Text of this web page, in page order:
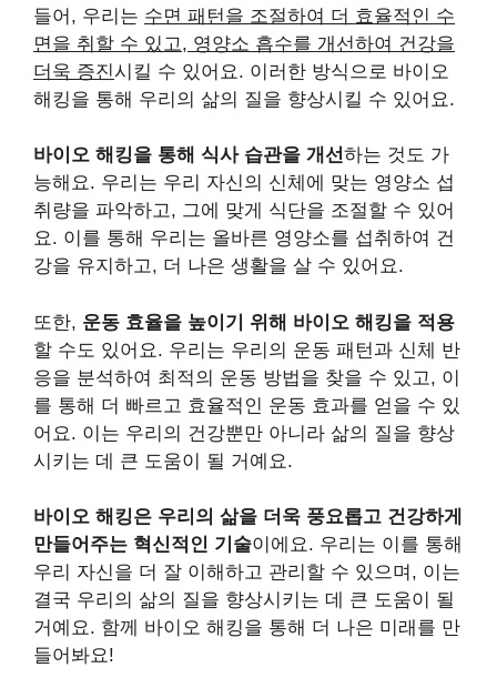
들어, 우리는 수면 패턴을 조절하여 더 효율적인 수
면을 취할 수 있고, 영양소 흡수를 개선하여 건강을
더욱 증진시킬 수 있어요. 이러한 방식으로 바이오
해킹을 통해 우리의 삶의 질을 향상시킬 수 있어요.
바이오 해킹을 통해 식사 습관을 개선하는 것도 가
능해요. 우리는 우리 자신의 신체에 맞는 영양소 섭
취량을 파악하고, 그에 맞게 식단을 조절할 수 있어
요. 이를 통해 우리는 올바른 영양소를 섭취하여 건
강을 유지하고, 더 나은 생활을 살 수 있어요.
또한, 운동 효율을 높이기 위해 바이오 해킹을 적용
할 수도 있어요. 우리는 우리의 운동 패턴과 신체 반
응을 분석하여 최적의 운동 방법을 찾을 수 있고, 이
를 통해 더 빠르고 효율적인 운동 효과를 얻을 수 있
어요. 이는 우리의 건강뿐만 아니라 삶의 질을 향상
시키는 데 큰 도움이 될 거예요.
바이오 해킹은 우리의 삶을 더욱 풍요롭고 건강하게
만들어주는 혁신적인 기술이에요. 우리는 이를 통해
우리 자신을 더 잘 이해하고 관리할 수 있으며, 이는
결국 우리의 삶의 질을 향상시키는 데 큰 도움이 될
거예요. 함께 바이오 해킹을 통해 더 나은 미래를 만
들어봐요!